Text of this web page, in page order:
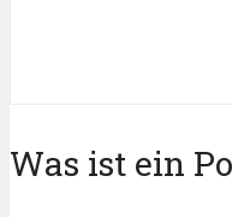
Was ist ein